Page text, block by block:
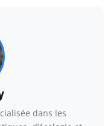
dans les